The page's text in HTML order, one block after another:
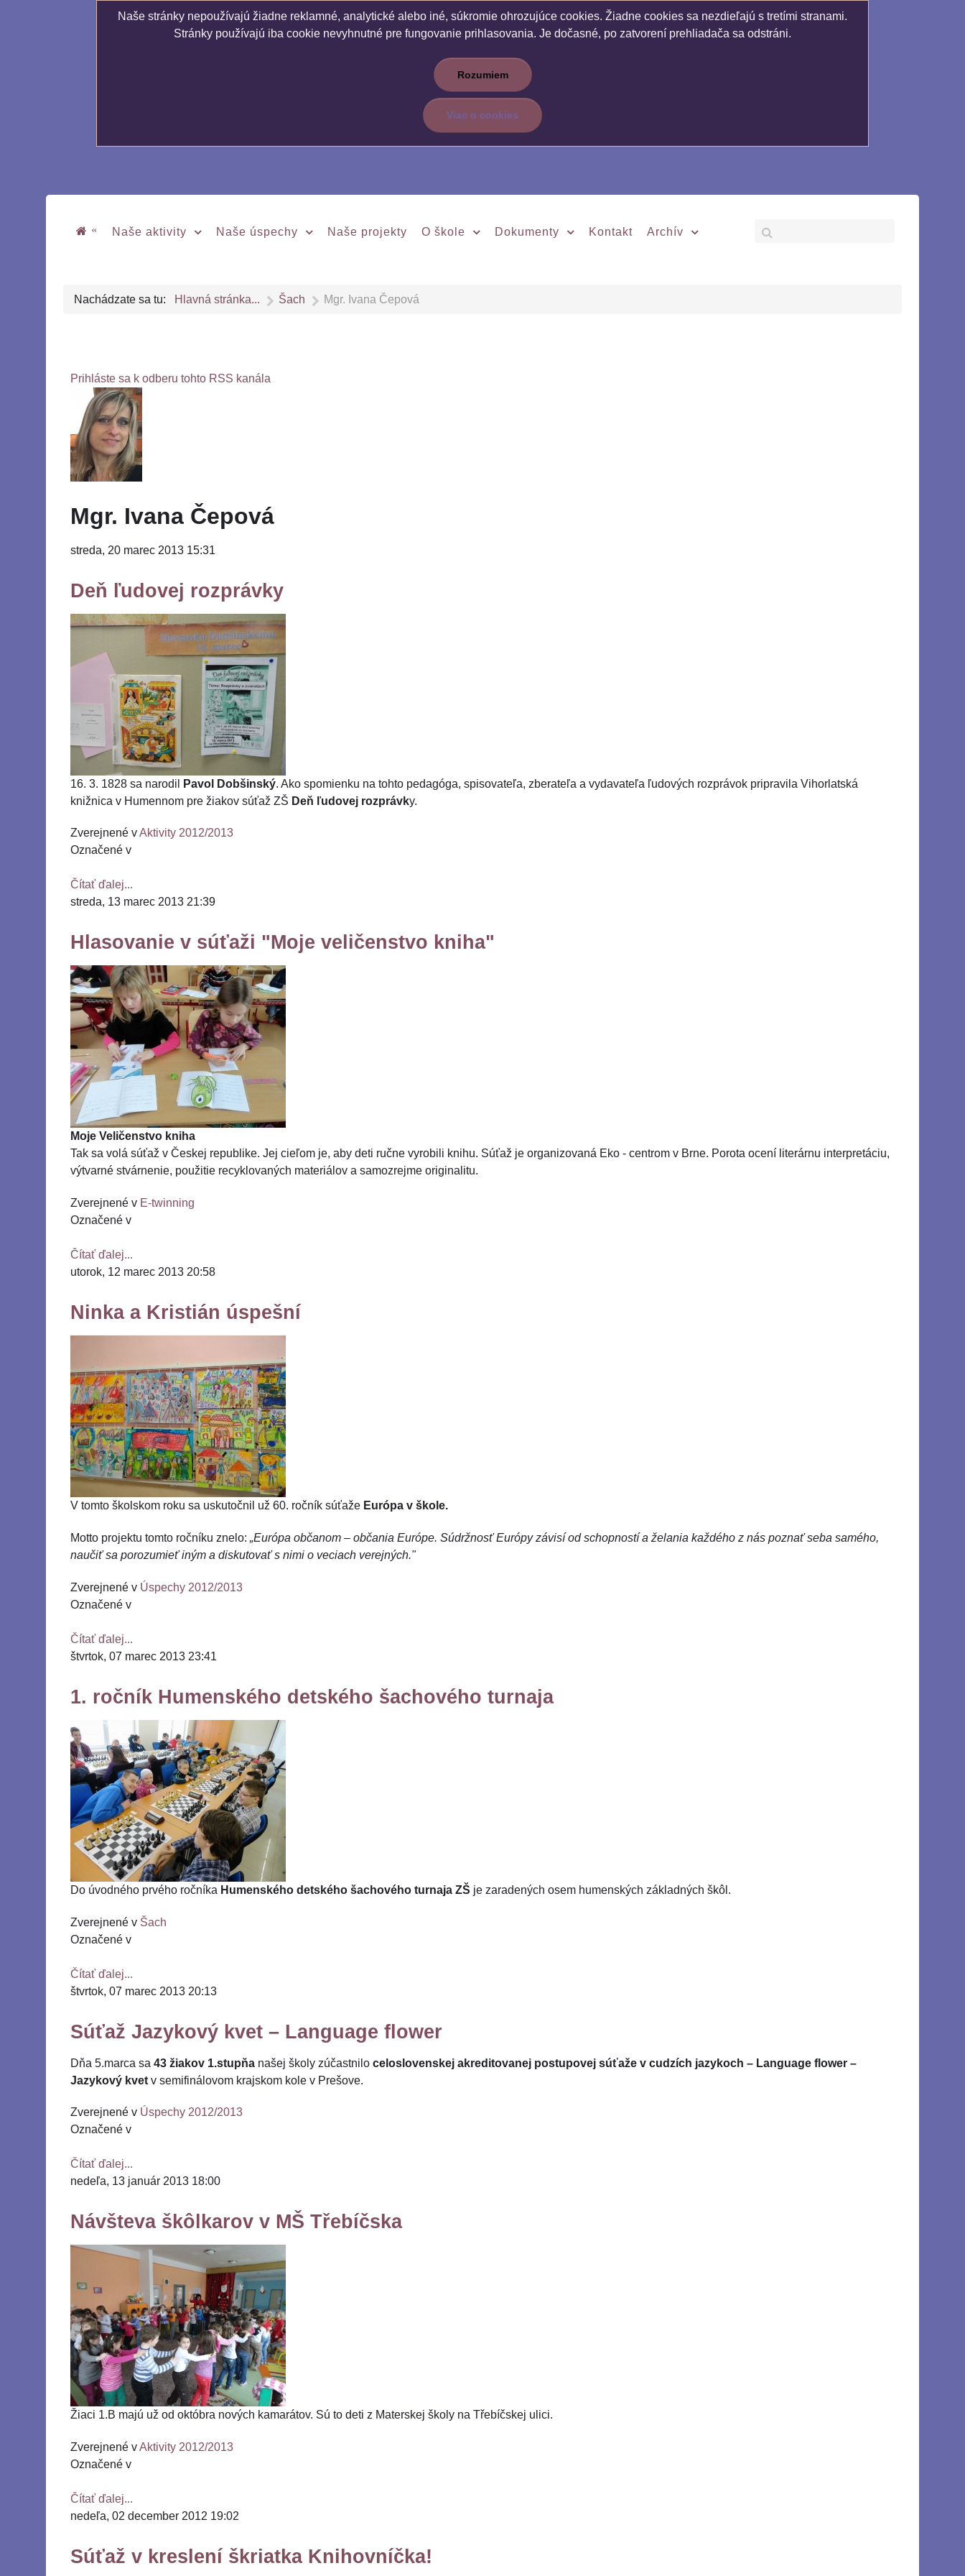
Naše stránky nepoužívajú žiadne reklamné, analytické alebo iné, súkromie ohrozujúce cookies. Žiadne cookies sa nezdieľajú s tretími stranami.
Stránky používajú iba cookie nevyhnutné pre fungovanie prihlasovania. Je dočasné, po zatvorení prehliadača sa odstráni.
Rozumiem
Viac o cookies
« Naše aktivity Naše úspechy Naše projekty O škole Dokumenty Kontakt Archív
Nachádzate sa tu: Hlavná stránka... Šach Mgr. Ivana Čepová
Prihláste sa k odberu tohto RSS kanála
Mgr. Ivana Čepová
streda, 20 marec 2013 15:31
Deň ľudovej rozprávky
16. 3. 1828 sa narodil Pavol Dobšinský. Ako spomienku na tohto pedagóga, spisovateľa, zberateľa a vydavateľa ľudových rozprávok pripravila Vihorlatská
knižnica v Humennom pre žiakov súťaž ZŠ Deň ľudovej rozprávky.
Zverejnené vAktivity 2012/2013
Označené v
Čítať ďalej...
streda, 13 marec 2013 21:39
Hlasovanie v súťaži "Moje veličenstvo kniha"
Moje Veličenstvo kniha
Tak sa volá súťaž v Českej republike. Jej cieľom je, aby deti ručne vyrobili knihu. Súťaž je organizovaná Eko - centrom v Brne. Porota ocení literárnu interpretáciu,
výtvarné stvárnenie, použitie recyklovaných materiálov a samozrejme originalitu.
Zverejnené v E-twinning
Označené v
Čítať ďalej...
utorok, 12 marec 2013 20:58
Ninka a Kristián úspešní
V tomto školskom roku sa uskutočnil už 60. ročník súťaže Európa v škole.
Motto projektu tomto ročníku znelo: „Európa občanom – občania Európe. Súdržnosť Európy závisí od schopností a želania každého z nás poznať seba samého,
naučiť sa porozumieť iným a diskutovať s nimi o veciach verejných."
Zverejnené v Úspechy 2012/2013
Označené v
Čítať ďalej...
štvrtok, 07 marec 2013 23:41
1. ročník Humenského detského šachového turnaja
Do úvodného prvého ročníka Humenského detského šachového turnaja ZŠ je zaradených osem humenských základných škôl.
Zverejnené v Šach
Označené v
Čítať ďalej...
štvrtok, 07 marec 2013 20:13
Súťaž Jazykový kvet – Language flower
Dňa 5.marca sa 43 žiakov 1.stupňa našej školy zúčastnilo celoslovenskej akreditovanej postupovej súťaže v cudzích jazykoch – Language flower –
Jazykový kvet v semifinálovom krajskom kole v Prešove.
Zverejnené v Úspechy 2012/2013
Označené v
Čítať ďalej...
nedeľa, 13 január 2013 18:00
Návšteva škôlkarov v MŠ Třebíčska
Žiaci 1.B majú už od októbra nových kamarátov. Sú to deti z Materskej školy na Třebíčskej ulici.
Zverejnené vAktivity 2012/2013
Označené v
Čítať ďalej...
nedeľa, 02 december 2012 19:02
Súťaž v kreslení škriatka Knihovníčka!